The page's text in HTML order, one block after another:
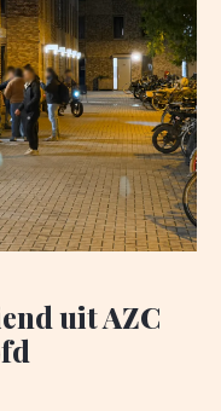
uit AZC